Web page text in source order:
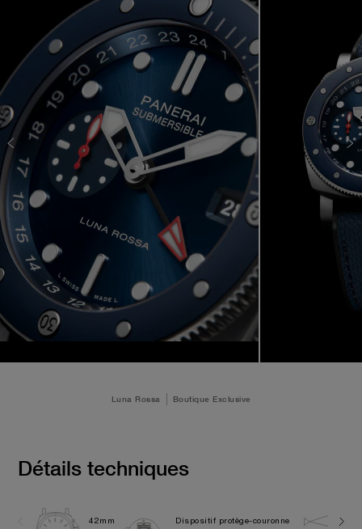
Luna Rossa Boutique Exclusive
Détails techniques
42mm Dispositif protège-couronne